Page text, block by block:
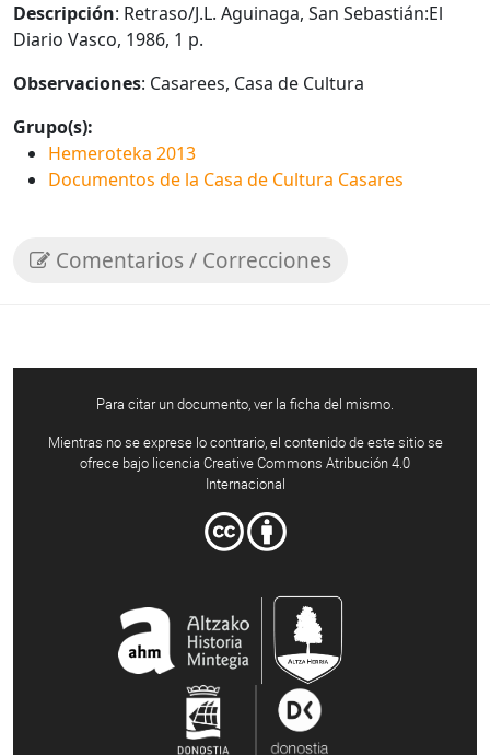
Descripción: Retraso/J.L. Aguinaga, San Sebastián:El
Diario Vasco, 1986, 1 p.
Observaciones: Casarees, Casa de Cultura
Grupo(s):
Hemeroteka 2013
Documentos de la Casa de Cultura Casares
Comentarios / Correcciones
Para citar un documento, ver la ficha del mismo.
Mientras no se exprese lo contrario, el contenido de este sitio se
ofrece bajo licencia Creative Commons Atribución 4.0
Internacional